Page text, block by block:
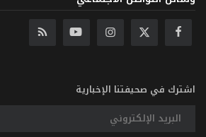
اشترك في صحيفتنا الإخبارية